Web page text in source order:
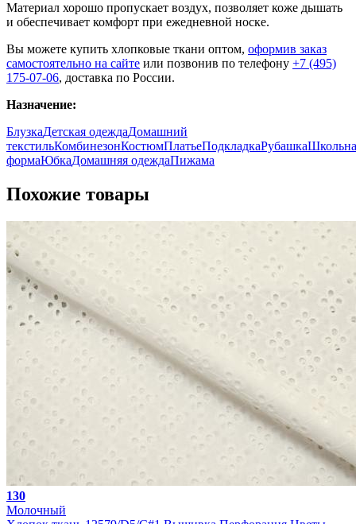
Материал хорошо пропускает воздух, позволяет коже дышать
и обеспечивает комфорт при ежедневной носке.
Вы можете купить хлопковые ткани оптом, оформив заказ
самостоятельно на сайте или позвонив по телефону +7 (495)
175-07-06, доставка по России.
Назначение:
БлузкаДетская одеждаДомашний
текстильКомбинезонКостюмПлатьеПодкладкаРубашка
формаЮбкаДомашняя одеждаПижама
Похожие товары
130
Молочный